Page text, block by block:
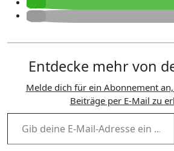
Entdecke mehr von
Melde dich für ein Abonnement an, um die neuesten
Beiträge per E-Mail zu
Gib deine E-Mail-Adresse ein ...